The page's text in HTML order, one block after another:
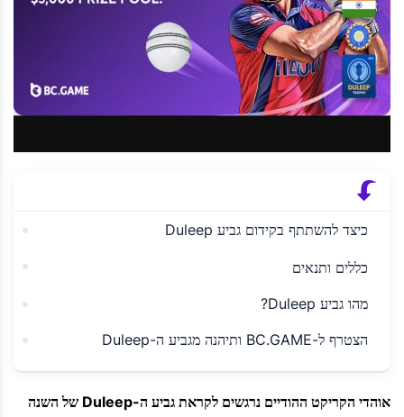
כיצד להשתתף בקידום גביע Duleep
כללים ותנאים
מהו גביע Duleep?
הצטרף ל-BC.GAME ותיהנה מגביע ה-Duleep
אוהדי הקריקט ההודיים נרגשים לקראת גביע ה-Duleep של השנה